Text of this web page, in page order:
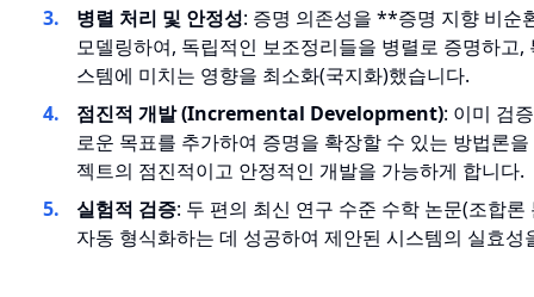
병렬 처리 및 안정성: 증명 의존성을 **증명 지향 비
모델링하여, 독립적인 보조정리들을 병렬로 증명하고
스템에 미치는 영향을 최소화(국지화)했습니다.
점진적 개발 (Incremental Development): 이미 검
로운 목표를 추가하여 증명을 확장할 수 있는 방법론
젝트의 점진적이고 안정적인 개발을 가능하게 합니다.
실험적 검증: 두 편의 최신 연구 수준 수학 논문(조합
자동 형식화하는 데 성공하여 제안된 시스템의 실효성